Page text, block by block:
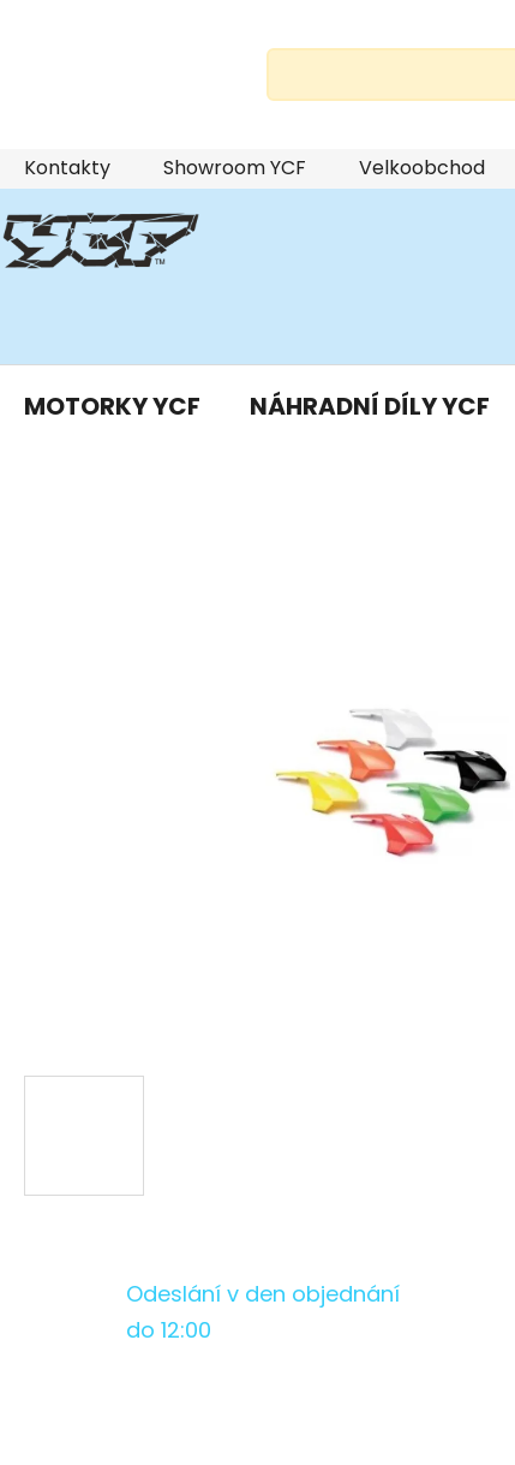
Přejít
na
obsah
Kontakty Showroom YCF Velkoobchod
MOTORKY YCF NÁHRADNÍ DÍLY YCF
Odeslání v den objednání
do 12:00